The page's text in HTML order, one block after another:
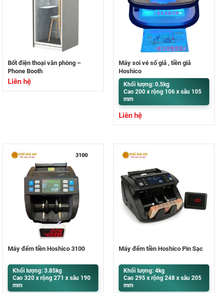
Bốt điện thoại văn phòng –
Phone Booth
Liên hệ
Máy soi vé số giả , tiền giả
Hoshico
Khối lượng: 0.5kg
Cao 200 x rộng 106 x sâu 105
mm
Liên hệ
Máy đếm tiền Hoshico 3100
Khối lượng: 3.85kg
Cao 320 x rộng 271 x sâu 190
mm
Máy đếm tiền Hoshico Pin Sạc
Khối lượng: 4kg
Cao 295 x rộng 248 x sâu 205
mm